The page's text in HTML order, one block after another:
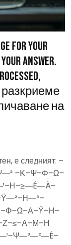
for your
answer.
на
е следният: –
–Κ–Ψ–Φ–Ω–